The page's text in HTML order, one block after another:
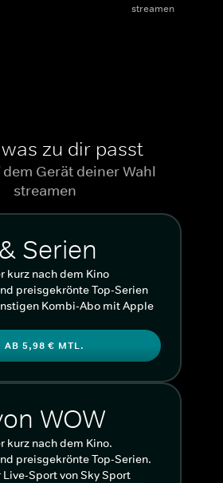
streamen
zu dir passt
Gerät deiner Wahl
streamen
Serien
kurz nach dem Kino
preisgekrönte Top-Serien
Kombi-Abo mit Apple
AB 5,98 € MTL.
WOW
kurz nach dem Kino.
preisgekrönte Top-Serien.
Sport von Sky Sport